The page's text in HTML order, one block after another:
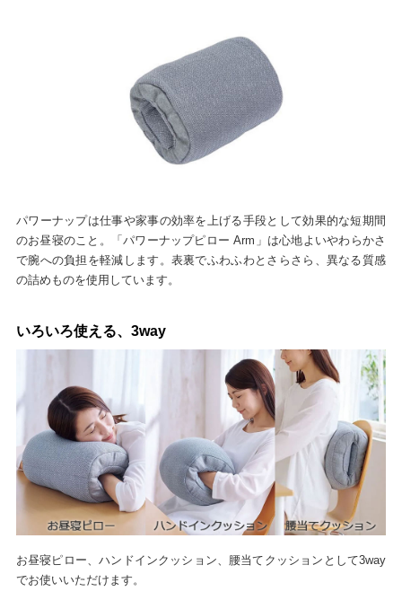
パワーナップは仕事や家事の効率を上げる手段として効果的な短期間
のお昼寝のこと。「パワーナップピロー Arm」は心地よいやわらかさ
で腕への負担を軽減します。表裏でふわふわとさらさら、異なる質感
の詰めものを使用しています。
いろいろ使える、3way
お昼寝ピロー、ハンドインクッション、腰当てクッションとして3way
でお使いいただけます。